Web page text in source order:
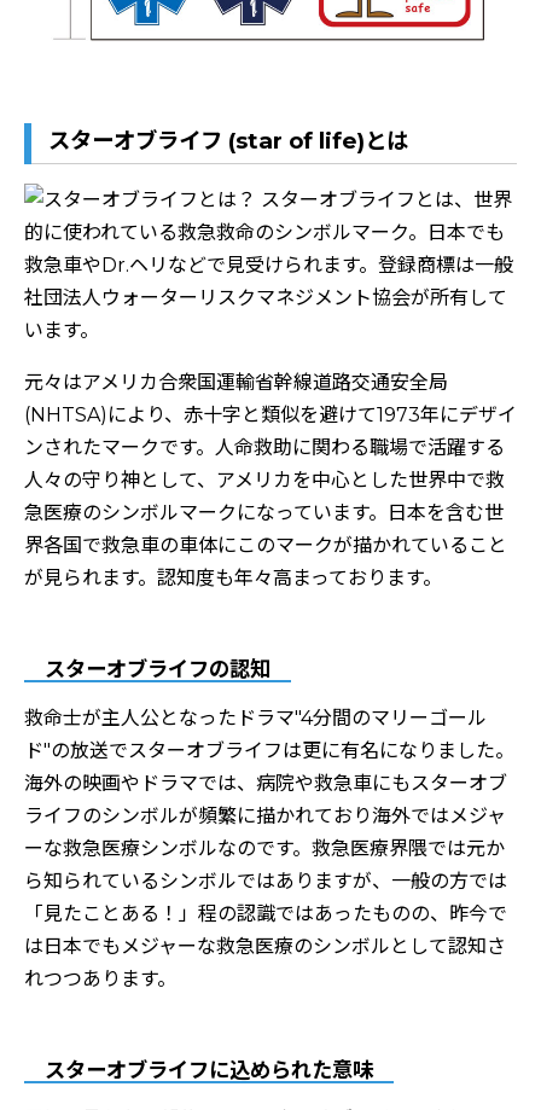
スターオブライフ (star of life)とは
元々はアメリカ合衆国運輸省幹線道路交通安全局
(NHTSA)により、赤十字と類似を避けて1973年にデザイ
ンされたマークです。人命救助に関わる職場で活躍する
人々の守り神として、アメリカを中心とした世界中で救
急医療のシンボルマークになっています。日本を含む世
界各国で救急車の車体にこのマークが描かれていること
が見られます。認知度も年々高まっております。
スターオブライフの認知
救命士が主人公となったドラマ"4分間のマリーゴール
ド"の放送でスターオブライフは更に有名になりました。
海外の映画やドラマでは、病院や救急車にもスターオブ
ライフのシンボルが頻繁に描かれており海外ではメジャ
ーな救急医療シンボルなのです。救急医療界隈では元か
ら知られているシンボルではありますが、一般の方では
「見たことある！」程の認識ではあったものの、昨今で
は日本でもメジャーな救急医療のシンボルとして認知さ
れつつあります。
スターオブライフに込められた意味